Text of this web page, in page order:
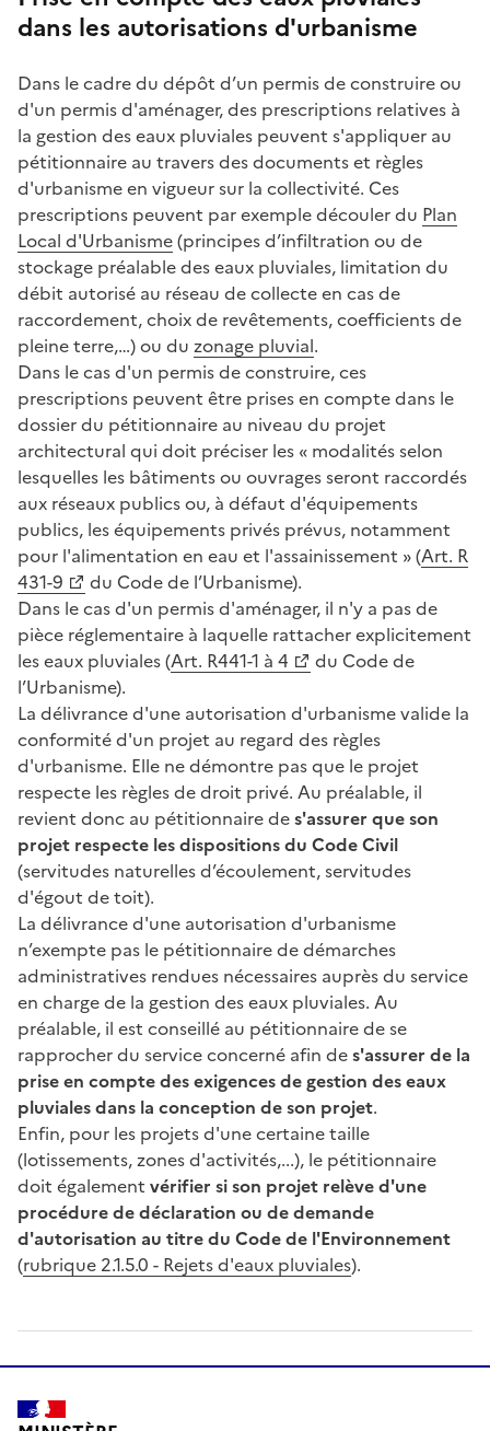
dans les autorisations d'urbanisme
Dans le cadre du dépôt d’un permis de construire ou
d'un permis d'aménager, des prescriptions relatives à
la gestion des eaux pluviales peuvent s'appliquer au
pétitionnaire au travers des documents et règles
d'urbanisme en vigueur sur la collectivité. Ces
prescriptions peuvent par exemple découler du Plan
Local d'Urbanisme(principes d’infiltration ou de
stockage préalable des eaux pluviales, limitation du
débit autorisé au réseau de collecte en cas de
raccordement, choix de revêtements, coefficients de
pleine terre,…) ou du zonage pluvial.
Dans le cas d'un permis de construire, ces
prescriptions peuvent être prises en compte dans le
dossier du pétitionnaire au niveau du projet
architectural qui doit préciser les « modalités selon
lesquelles les bâtiments ou ouvrages seront raccordés
aux réseaux publics ou, à défaut d'équipements
publics, les équipements privés prévus, notamment
pour l'alimentation en eau et l'assainissement » (Art. R
431-9
du Code de l’Urbanisme).
Dans le cas d'un permis d'aménager, il n'y a pas de
pièce réglementaire à laquelle rattacher explicitement
les eaux pluviales (Art. R441-1 à 4
du Code de
l’Urbanisme).
La délivrance d'une autorisation d'urbanisme valide la
conformité d'un projet au regard des règles
d'urbanisme. Elle ne démontre pas que le projet
respecte les règles de droit privé. Au préalable, il
revient donc au pétitionnaire des'assurer que son
projet respecte les dispositions du Code Civil
(servitudes naturelles d’écoulement, servitudes
d'égout de toit).
La délivrance d'une autorisation d'urbanisme
n’exempte pas le pétitionnaire de démarches
administratives rendues nécessaires auprès du service
en charge de la gestion des eaux pluviales. Au
préalable, il est conseillé au pétitionnaire de se
rapprocher du service concerné afin des'assurer de la
prise en compte des exigences de gestion des eaux
pluviales dans la conception de son projet.
Enfin, pour les projets d'une certaine taille
(lotissements, zones d'activités,...), le pétitionnaire
doit également vérifier si son projet relève d'une
procédure de déclaration ou de demande
d'autorisation au titre du Code de l'Environnement
(rubrique 2.1.5.0 - Rejets d'eaux pluviales).